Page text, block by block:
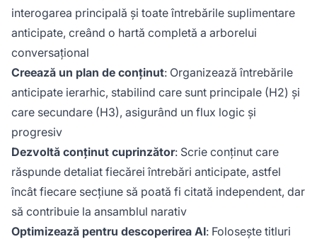
interogarea principală și toate întrebările suplimentare
anticipate, creând o hartă completă a arborelui
conversațional
Creează un plan de conținut: Organizează întrebările
anticipate ierarhic, stabilind care sunt principale (H2) și
care secundare (H3), asigurând un flux logic și
progresiv
Dezvoltă conținut cuprinzător: Scrie conținut care
răspunde detaliat fiecărei întrebări anticipate, astfel
încât fiecare secțiune să poată fi citată independent, dar
să contribuie la ansamblul narativ
Optimizează pentru descoperirea AI: Folosește titluri